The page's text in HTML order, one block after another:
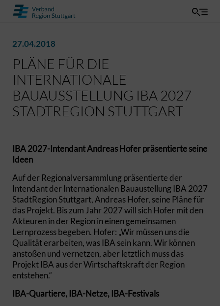
27.04.2018
PLÄNE FÜR DIE
INTERNATIONALE
BAUAUSSTELLUNG IBA 2027
STADTREGION STUTTGART
IBA 2027-Intendant Andreas Hofer präsentierte seine
Ideen
Auf der Regionalversammlung präsentierte der
Intendant der Internationalen Bauaustellung IBA 2027
StadtRegion Stuttgart, Andreas Hofer, seine Pläne für
das Projekt. Bis zum Jahr 2027 will sich Hofer mit den
Akteuren in der Region in einen gemeinsamen
Lernprozess begeben. Hofer: „Wir müssen uns die
Qualität erarbeiten, was IBA sein kann. Wir können
anstoßen und vernetzen, aber letztlich muss das
Projekt IBA aus der Wirtschaftskraft der Region
entstehen.“
IBA-Quartiere, IBA-Netze, IBA-Festivals